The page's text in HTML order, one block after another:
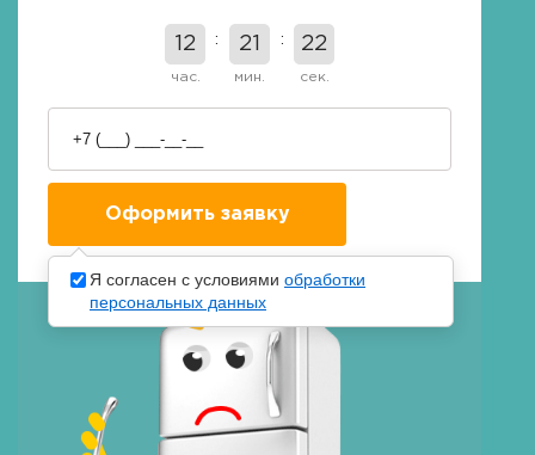
12
час.
21
мин.
22
сек.
Я согласен с условиями обработки
персональных данных